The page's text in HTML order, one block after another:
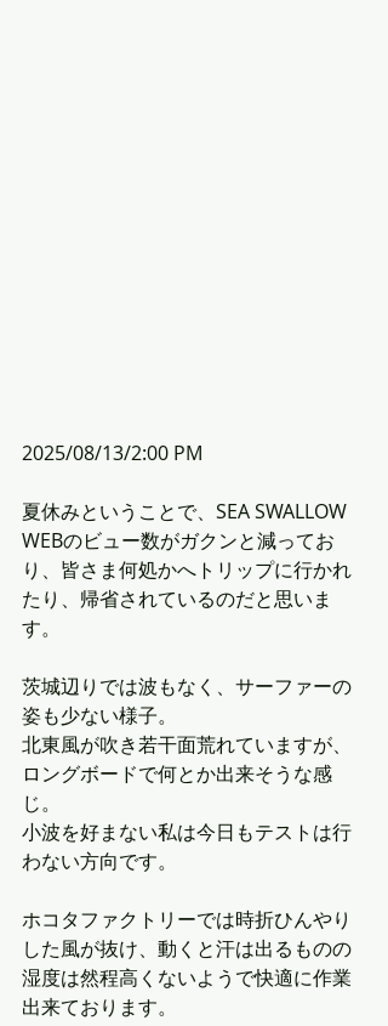
2025/08/13/2:00 PM
夏休みということで、SEA SWALLOW
WEBのビュー数がガクンと減ってお
り、皆さま何処かへトリップに行かれ
たり、帰省されているのだと思いま
す。
茨城辺りでは波もなく、サーファーの
姿も少ない様子。
北東風が吹き若干面荒れていますが、
ロングボードで何とか出来そうな感
じ。
小波を好まない私は今日もテストは行
わない方向です。
ホコタファクトリーでは時折ひんやり
した風が抜け、動くと汗は出るものの
湿度は然程高くないようで快適に作業
出来ております。